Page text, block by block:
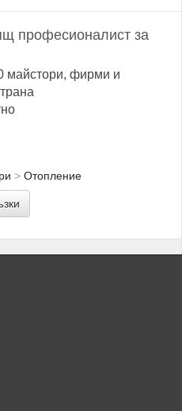
професионалист за
майстори, фирми и
Отопление